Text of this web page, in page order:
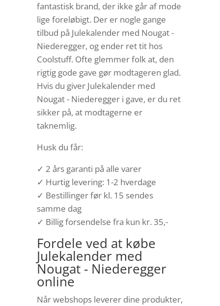
fantastisk brand, der ikke går af mode
lige foreløbigt. Der er nogle gange
tilbud på Julekalender med Nougat -
Niederegger, og ender ret tit hos
Coolstuff. Ofte glemmer folk at, den
rigtig gode gave gør modtageren glad.
Hvis du giver Julekalender med
Nougat - Niederegger i gave, er du ret
sikker på, at modtagerne er
taknemlig.
Husk du får:
✓ 2 års garanti på alle varer
✓ Hurtig levering: 1-2 hverdage
✓ Bestillinger før kl. 15 sendes
samme dag
✓ Billig forsendelse fra kun kr. 35,-
Fordele ved at købe
Julekalender med
Nougat - Niederegger
online
Når webshops leverer dine produkter,